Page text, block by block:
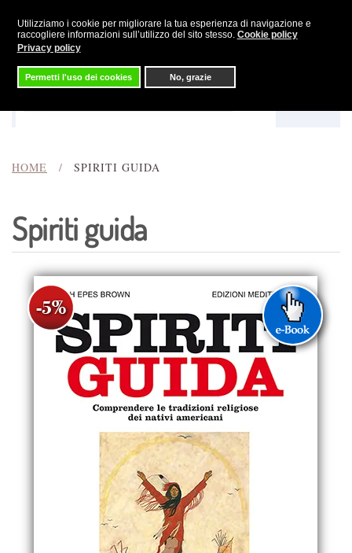
Utilizziamo i cookie per migliorare la tua esperienza di navigazione e
raccogliere informazioni sull’utilizzo del sito stesso. Cookie policy
Privacy policy
Permetti l'uso dei cookies No, grazie
Skip to main content
HOME SPIRITI GUIDA
Spiriti guida